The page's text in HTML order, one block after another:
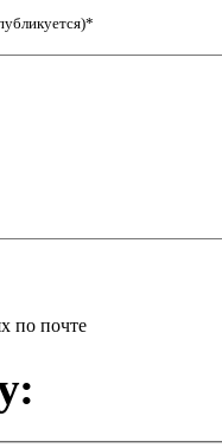
по почте